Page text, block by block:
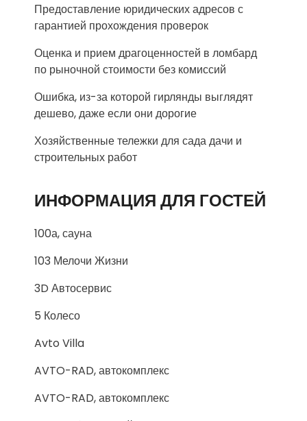
Предоставление юридических адресов с
гарантией прохождения проверок
Оценка и прием драгоценностей в ломбард
по рыночной стоимости без комиссий
Ошибка, из-за которой гирлянды выглядят
дешево, даже если они дорогие
Хозяйственные тележки для сада дачи и
строительных работ
ИНФОРМАЦИЯ ДЛЯ ГОСТЕЙ
100а, сауна
103 Мелочи Жизни
3D Автосервис
5 Колесо
Avto Villa
AVTO-RAD, автокомплекс
AVTO-RAD, автокомплекс